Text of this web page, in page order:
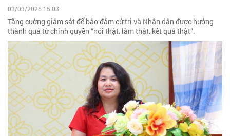
03/03/2026 15:03
Tăng cường giám sát để bảo đảm cử tri và Nhân dân được hưởng
thành quả từ chính quyền “nói thật, làm thật, kết quả thật”.